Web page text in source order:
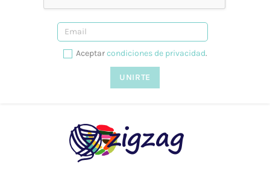
Aceptarcondiciones de privacidad.